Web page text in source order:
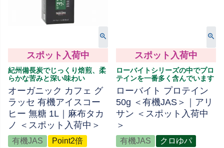
スポット入荷中
紀州備長炭でじっくり焙煎、柔
らかな苦みと深い味わい
オーガニック カフェ グ
ラッセ 有機アイスコー
ヒー 無糖 1L｜麻布タカ
ノ ＜スポット入荷中＞
有機JAS Point2倍
スポット入荷中
ローバイトシリーズの中でプロ
テインを一番多く含んでいます
ローバイト プロテイン
50g ＜有機JAS＞｜アリ
サン ＜スポット入荷中
＞
有機JAS クロゆパ